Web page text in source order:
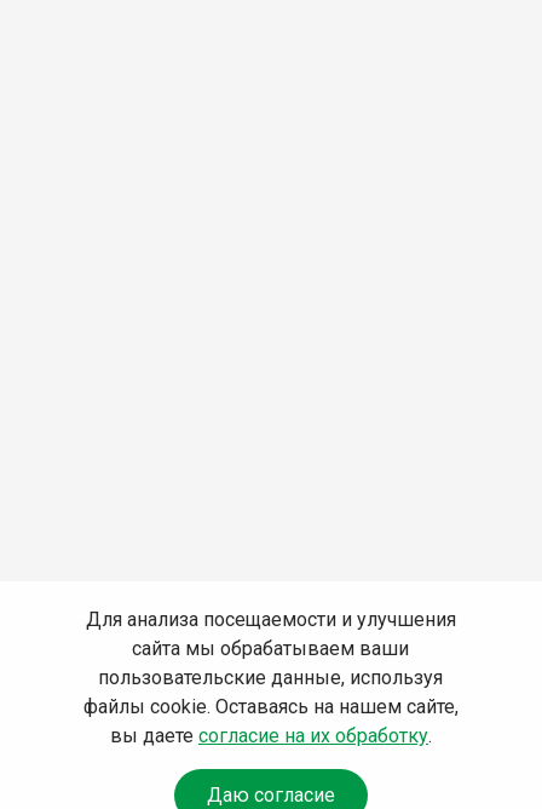
Для анализа посещаемости и улучшения
сайта мы обрабатываем ваши
пользовательские данные, используя
файлы cookie. Оставаясь на нашем сайте,
вы даете согласие на их обработку.
Даю согласие